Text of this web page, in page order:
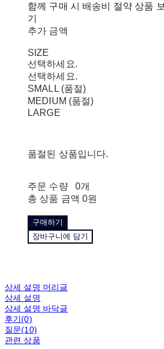
함께 구매 시 배송비 절약 상품 보
기
추가 금액
SIZE
선택하세요.
선택하세요.
SMALL (품절)
MEDIUM (품절)
LARGE
품절된 상품입니다.
주문 수량
0개
총 상품 금액 0원
구매하기
장바구니에 담기
상세 설명 머리글
상세 설명
상세 설명 바닥글
후기(0)
질문(10)
관련 상품